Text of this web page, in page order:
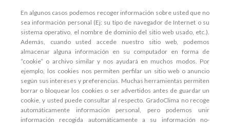
En algunos casos podemos recoger información sobre usted que no
sea información personal (Ej: su tipo de navegador de Internet o su
sistema operativo, el nombre de dominio del sitio web usado, etc.).
Además, cuando usted accede nuestro sitio web, podemos
almacenar alguna información en su computador en forma de
“cookie” o archivo similar y nos ayudará en muchos modos. Por
ejemplo, los cookies nos permiten perfilar un sitio web o anuncio
según sus intereses y preferencias. Muchas herramientas permiten
borrar o bloquear los cookies o ser advertidos antes de guardar un
cookie, y usted puede consultar al respecto. GradoClima no recoge
automáticamente información personal, pero podemos unir
información recogida automáticamente a su información no-